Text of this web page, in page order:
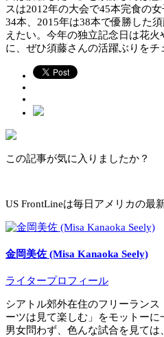
スは2012年の大会で45本完食の
34本、2015年は38本で優勝した
えたい。今年の独立記念日は花
に、ぜひ須藤さんの活躍ぶりをチ
この記事が気に入りましたか？
US FrontLineは毎日アメリカの最
金岡美佐 (Misa Kanaoka Seely)
ライタープロフィール
シアトル郊外在住のフリーラン
ーツは見て楽しむ」をモットーに
男女問わず、色んな試合を見て